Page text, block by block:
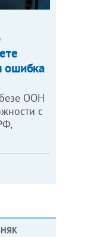
ошибка
ООН
с